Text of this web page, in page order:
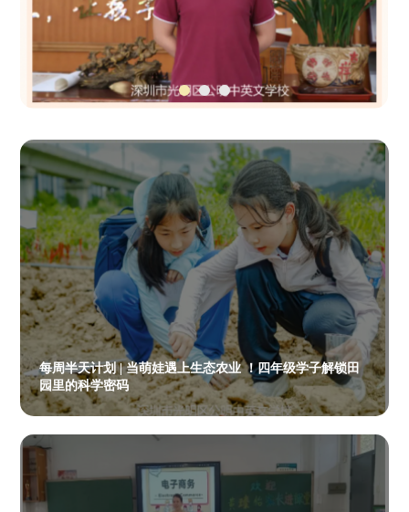
每周半天计划 | 当萌娃遇上生态农业 ！四年级学子解锁田
园里的科学密码